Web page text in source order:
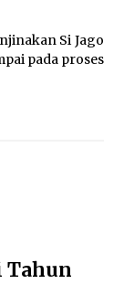
Si Jago
pada proses
Tahun